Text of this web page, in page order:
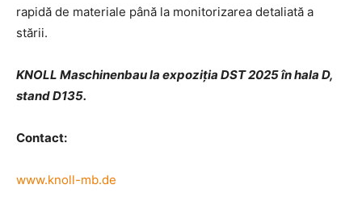
rapidă de materiale până la monitorizarea detaliată a
stării.
KNOLL Maschinenbau la expoziția DST 2025 în hala D,
stand D135.
Contact:
www.knoll-mb.de